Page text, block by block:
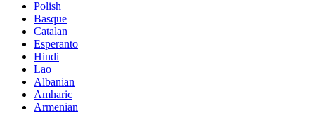
Polish
Basque
Catalan
Esperanto
Hindi
Lao
Albanian
Amharic
Armenian